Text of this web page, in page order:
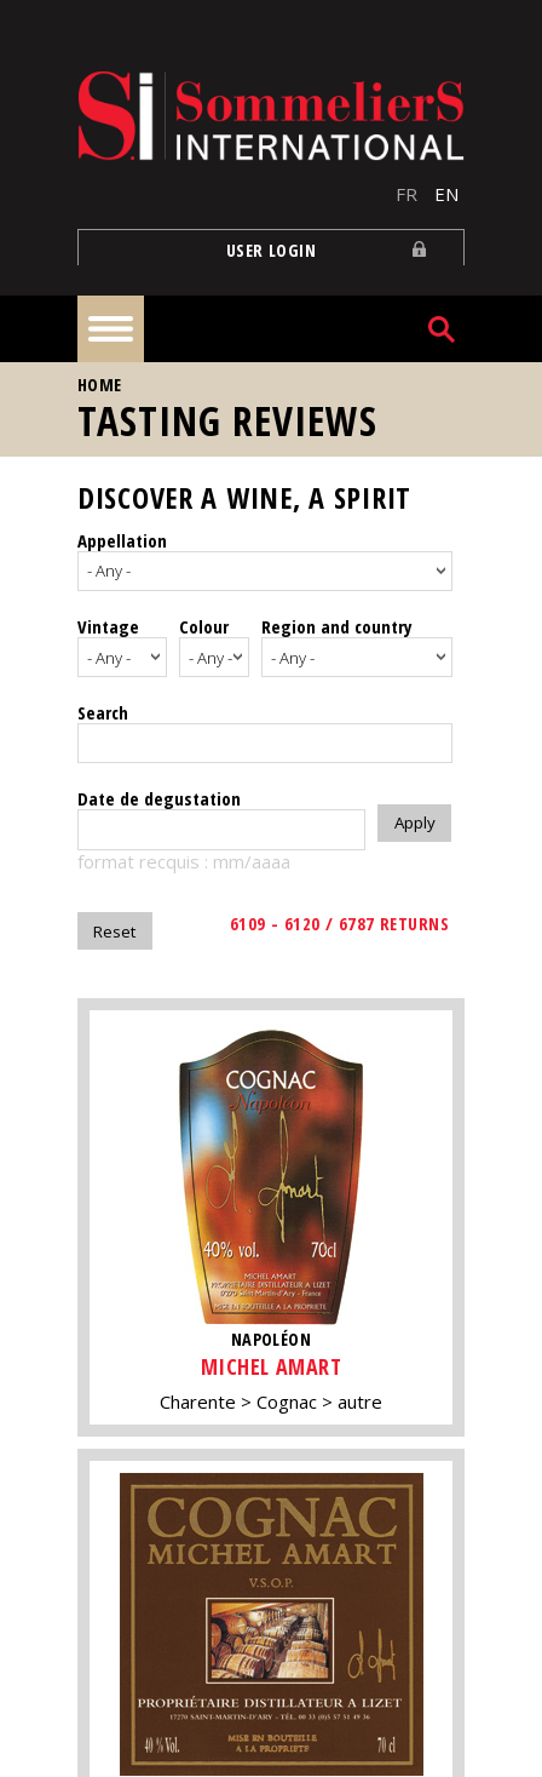
FR EN
USER LOGIN
Home
Our
events
Spirits
Tasting
reviews
The
magazine
Magazine
YOU ARE HERE
HOME
TASTING REVIEWS
DISCOVER A WINE, A SPIRIT
Appellation
Vintage Colour Region and country
Search
Date de degustation
format recquis : mm/aaaa
6109 - 6120 / 6787 RETURNS
NAPOLÉON
MICHEL AMART
Charente Cognac autre